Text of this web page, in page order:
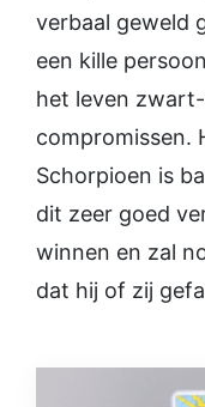
verbaal geweld
een kille
het leven
compromissen.
Schorpioen is
dit zeer goed
winnen en zal
dat hij of zij